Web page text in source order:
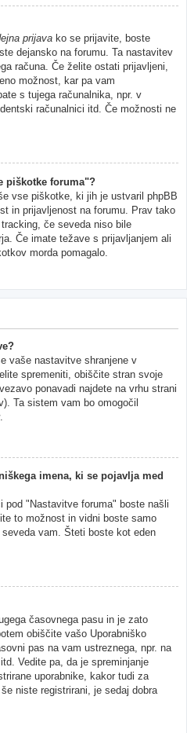
prijava ko se prijavite, boste
dejansko na forumu. Ta nastavitev
računa. Če želite ostati prijavljeni,
možnost, kar pa vam
s tujega računalnika, npr. v
računalnici itd. Če možnosti ne
piškotke foruma"?
vse piškotke, ki jih je ustvaril phpBB
in prijavljenost na forumu. Prav tako
če seveda niso bile
Če imate težave s prijavljanjem ali
morda pomagalo.
vaše nastavitve shranjene v
spremeniti, obiščite stran svoje
ponavadi najdete na vrhu strani
Ta sistem vam bo omogočil
imena, ki se pojavlja med
pod "Nastavitve foruma" boste našli
to možnost in vidni boste samo
vam. Šteti boste kot eden
časovnega pasu in je zato
obiščite vašo Uporabniško
pas na vam ustreznega, npr. na
Vedite pa, da je spreminjanje
uporabnike, kakor tudi za
niste registrirani, je sedaj dobra